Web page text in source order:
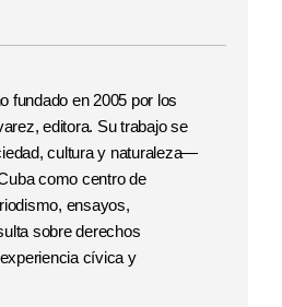
fundado en 2005 por los
editora. Su trabajo se
cultura y naturaleza—
como centro de
ensayos,
sobre derechos
cívica y